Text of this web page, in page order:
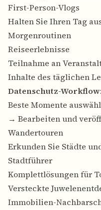
First-Person-Vlogs
Halten Sie Ihren Tag
Morgenroutinen
Reiseerlebnisse
Teilnahme an
Inhalte des täglichen
Datenschutz-Workflow
Beste Momente
→ Bearbeiten und
Wandertouren
Erkunden Sie Städte
Stadtführer
Komplettlösungen für
Versteckte
Immobilien-